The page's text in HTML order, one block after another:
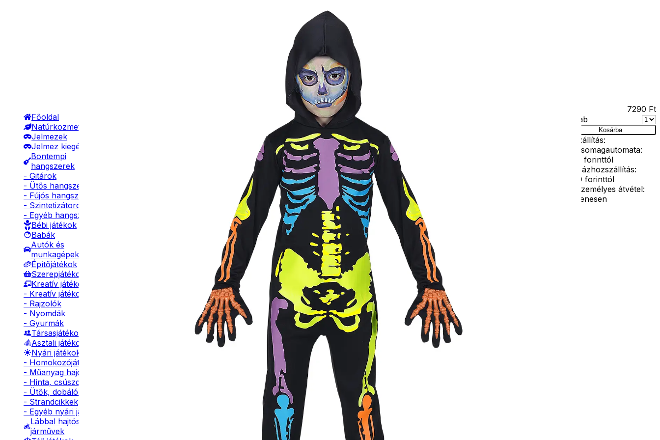
Kategóriák
Főoldal
Natúrkozmetikumok
Jelmezek
Jelmez kiegészítők
Bontempi
hangszerek
- Gitárok
- Ütős hangszerek
- Fújós hangszerek
- Szintetizátorok
- Egyéb hangszerek
Bébi játékok
Babák
Autók és
munkagépek
Építőjátékok
Szerepjátékok
Kreatív játékok
- Kreatív játékok
- Rajzolók
- Nyomdák
- Gyurmák
Társasjátékok
Asztali játékok
Nyári játékok
- Homokozójátékok
- Műanyag hajók
- Hinta, csúszda
- Ütők, dobálók
- Strandcikkek
- Egyéb nyári játékok
Lábbal hajtós
járművek
Színes csontváz jelmez 116-os
Elérhetőség Raktáron
Méret
116[Mérettáblázat
Célcsoport
Fiú jelmez
Típus
Csontváz
Ajánlott
korosztály
4 éves kortól 5 éves korig
Gyártó
Widmann
Cikkszám
w70275
Csomag
tartalma
A jelmez kapucnis overál.
Rövid leírás Színes csontváz jelmez 116-os
Részletes
leírás
Jó minőségű gyermekjelmez (Színes csontváz jelmez 116-
os), hogy gyermeke mindig új és változatos egyéniség
lehessen.
Egyéb
Anyaga 100 % poliészter, mely 30 C fokon kézzel mosható.
Nem vasalható, nyílt lángtól és sugárzó hőtől kérjük távol
tartani. A méretproblémából adódó jelmezcserénél a
postaköltségek a vevőt terhelik! Jelmezcserénél a
postaköltséget csak minőségi probléma esetén tudjuk
átvállalni. Tájékoztatjuk kedves vásárlóinkat, hogy a
jelmezek nem tartalmazzák a kiegészítőket, mint például
harisnya, ékszer, cipő, paróka, kesztyű, kardok, kemény
kalapok, varázspálca, seprű, szakáll, bajusz, műanyag
korona, esernyő, vasvilla, stb. Amennyiben a képen több
termék szerepel, az ár minden esetben egy termékre
vonatkozik!
7290 Ft
Darab
Kosárba
Szállítás:
- Csomagautomata:
1190 forinttól
- Házhozszállítás:
2190 forinttól
- Személyes átvétel:
ingyenesen